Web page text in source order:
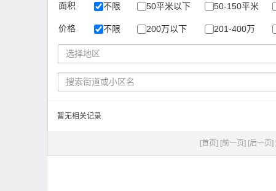
面积 不限 50平米以下 50-150平米
价格 不限 200万以下 201-400万
选择地区
暂无相关记录
[首页] [前一页] [后一页]